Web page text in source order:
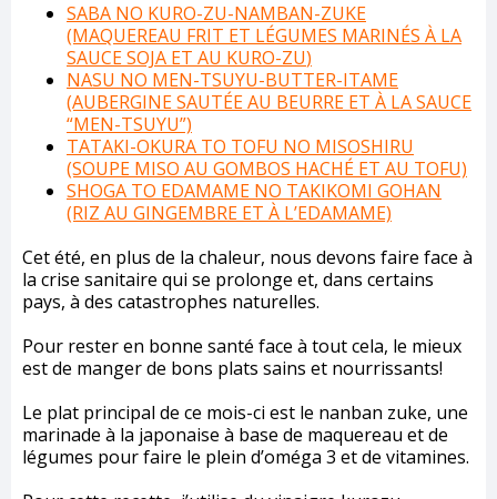
SABA NO KURO-ZU-NAMBAN-ZUKE
(MAQUEREAU FRIT ET LÉGUMES MARINÉS À LA
SAUCE SOJA ET AU KURO-ZU)
NASU NO MEN-TSUYU-BUTTER-ITAME
(AUBERGINE SAUTÉE AU BEURRE ET À LA SAUCE
“MEN-TSUYU”)
TATAKI-OKURA TO TOFU NO MISOSHIRU
(SOUPE MISO AU GOMBOS HACHÉ ET AU TOFU)
SHOGA TO EDAMAME NO TAKIKOMI GOHAN
(RIZ AU GINGEMBRE ET À L’EDAMAME)
Cet été, en plus de la chaleur, nous devons faire face à
la crise sanitaire qui se prolonge et, dans certains
pays, à des catastrophes naturelles.
Pour rester en bonne santé face à tout cela, le mieux
est de manger de bons plats sains et nourrissants!
Le plat principal de ce mois-ci est le nanban zuke, une
marinade à la japonaise à base de maquereau et de
légumes pour faire le plein d’oméga 3 et de vitamines.